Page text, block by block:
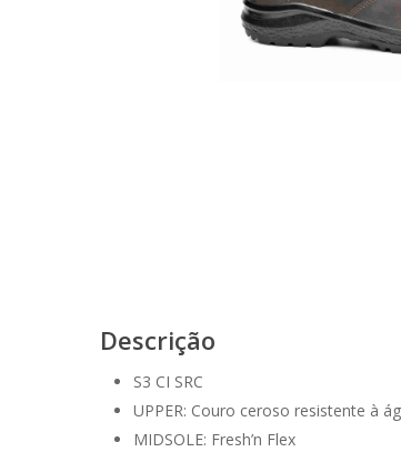
Descrição
S3 CI SRC
UPPER: Couro ceroso resistente à
MIDSOLE: Fresh’n Flex